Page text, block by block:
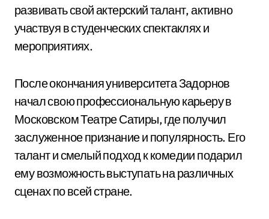
развивать свой актерский талант, активно
участвуя в студенческих спектаклях и
мероприятиях.
После окончания университета Задорнов
начал свою профессиональную карьеру в
Московском Театре Сатиры, где получил
заслуженное признание и популярность. Его
талант и смелый подход к комедии подарил
ему возможность выступать на различных
сценах по всей стране.